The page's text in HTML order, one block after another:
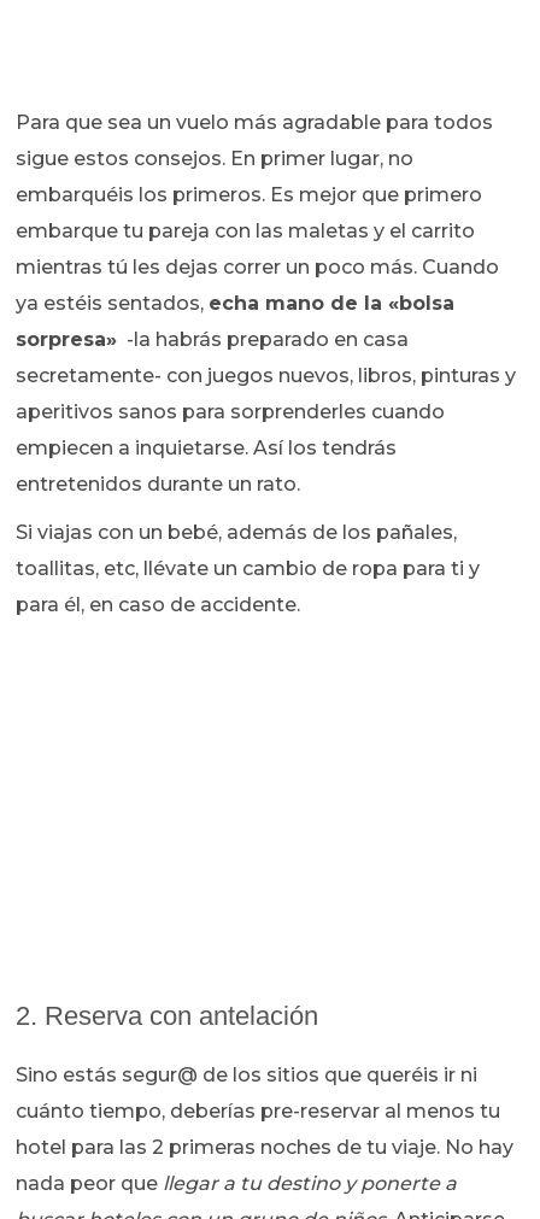
Para que sea un vuelo más agradable para todos
sigue estos consejos. En primer lugar, no
embarquéis los primeros. Es mejor que primero
embarque tu pareja con las maletas y el carrito
mientras tú les dejas correr un poco más. Cuando
ya estéis sentados, echa mano de la «bolsa
sorpresa» -la habrás preparado en casa
secretamente- con juegos nuevos, libros, pinturas y
aperitivos sanos para sorprenderles cuando
empiecen a inquietarse. Así los tendrás
entretenidos durante un rato.
Si viajas con un bebé, además de los pañales,
toallitas, etc, llévate un cambio de ropa para ti y
para él, en caso de accidente.
2. Reserva con antelación
Sino estás segur@ de los sitios que queréis ir ni
cuánto tiempo, deberías pre-reservar al menos tu
hotel para las 2 primeras noches de tu viaje. No hay
nada peor que llegar a tu destino y ponerte a